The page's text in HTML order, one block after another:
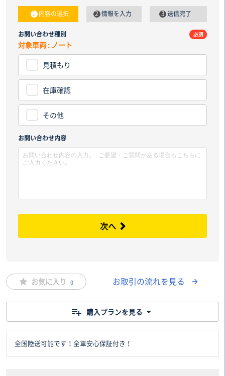
内容の選択 情報を入力 送信完了
お問い合わせ種別 必須
対象車両 : ノート
見積もり
在庫確認
その他
お問い合わせ内容
次へ
お気に入り 0 お取引の流れを見る
購入プランを見る
全国陸送可能です！全車安心保証付き！